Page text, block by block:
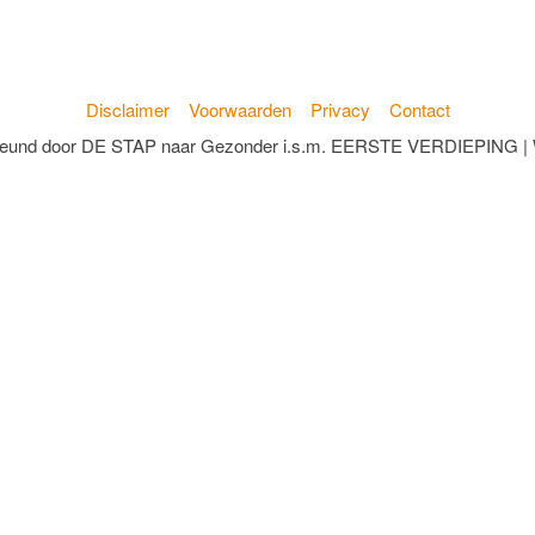
Disclaimer Voorwaarden Privacy
Contact
door DE STAP naar Gezonder i.s.m. EERSTE VERDIEPING |